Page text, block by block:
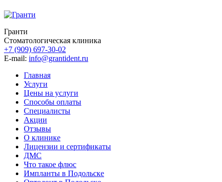
Гранти
Стоматологическая клиника
+7 (909) 697-30-02
E-mail: info@grantident.ru
Главная
Услуги
Цены на услуги
Способы оплаты
Специалисты
Акции
Отзывы
О клинике
Лицензии и сертификаты
ДМС
Что такое флюс
Импланты в Подольске